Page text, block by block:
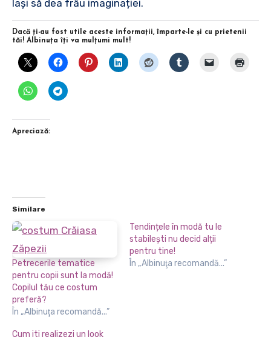
lași să dea frâu imaginației.
Dacă ţi-au fost utile aceste informaţii, împarte-le şi cu prietenii
tăi! Albinuţa îţi va mulţumi mult!
Apreciază:
Similare
Petrecerile tematice
pentru copii sunt la modă!
Copilul tău ce costum
preferă?
În „Albinuţa recomandă...”
Tendințele în modă tu le
stabilești nu decid alții
pentru tine!
În „Albinuţa recomandă...”
Cum iti realizezi un look